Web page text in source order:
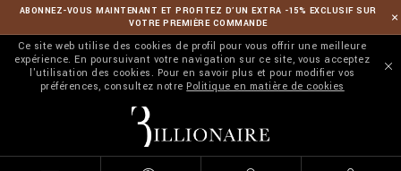
ABONNEZ-VOUS MAINTENANT ET PROFITEZ D’UN EXTRA -15% EXCLUSIF SUR
VOTRE PREMIÈRE COMMANDE
Ce site web utilise des cookies de profil pour vous offrir une meilleure
expérience. En poursuivant votre navigation sur ce site, vous acceptez
l'utilisation des cookies. Pour en savoir plus et pour modifier vos
préférences, consultez notre Politique en matière de cookies
l
l